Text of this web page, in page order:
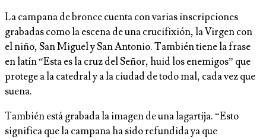
La campana de bronce cuenta con varias inscripciones
grabadas como la escena de una crucifixión, la Virgen con
el niño, San Miguel y San Antonio. También tiene la frase
en latín “Esta es la cruz del Señor, huid los enemigos” que
protege a la catedral y a la ciudad de todo mal, cada vez que
suena.
También está grabada la imagen de una lagartija. “Esto
significa que la campana ha sido refundida ya que